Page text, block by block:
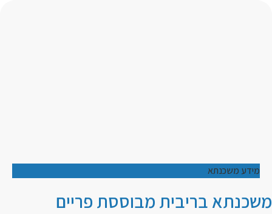
מידע משכנתא
משכנתא בריבית מבוססת פריים